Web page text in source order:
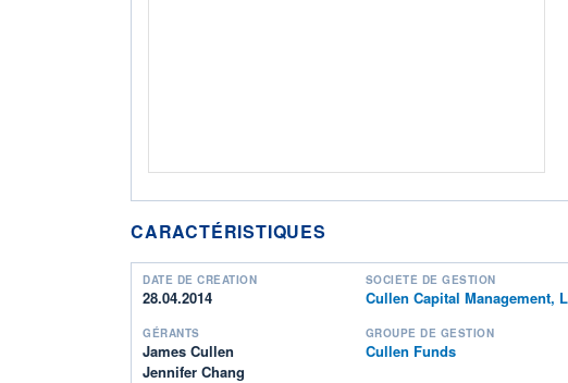
CARACTÉRISTIQUES
DATE DE CRÉATION
28.04.2014
SOCIÉTÉ DE GESTION
Cullen Capital Management,
GÉRANTS
James Cullen
Jennifer Chang
GROUPE DE GESTION
Cullen Funds